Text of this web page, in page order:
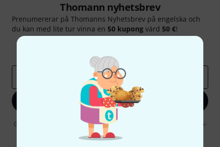
Thomann nyhetsbrev
Prenumererar på Thomanns Nyhetsbrev på engelska och
du kan med lite tur vinna en 50 kupong värd 50 €!
Registrera dig nu
Genom att klicka på "Registrera dig nu" samtycker jag till att ta emot e-
postreklam. Avregistrering är möjlig när som helst. Du finner mer
information om nyhetsbrevet i vår